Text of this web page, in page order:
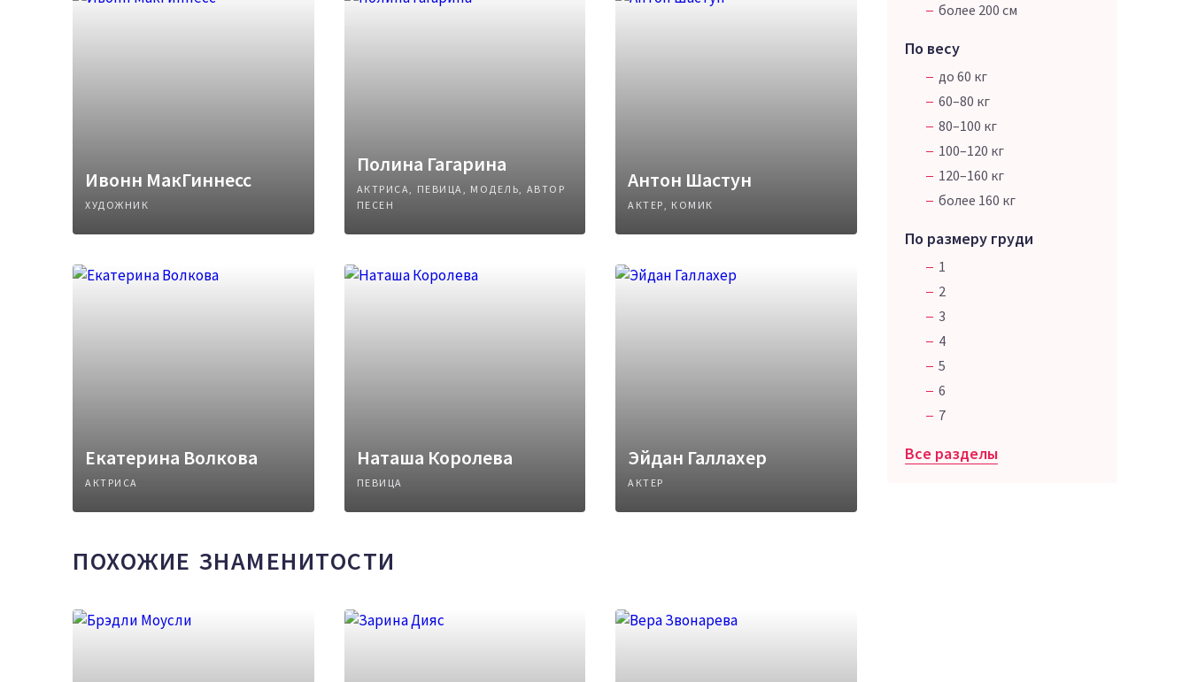
Ивонн МакГиннесс
ХУДОЖНИК
Полина Гагарина
АКТРИСА, ПЕВИЦА, МОДЕЛЬ, АВТОР
ПЕСЕН
Антон Шастун
АКТЕР, КОМИК
Екатерина Волкова
АКТРИСА
Наташа Королева
ПЕВИЦА
Эйдан Галлахер
АКТЕР
ПОХОЖИЕ ЗНАМЕНИТОСТИ
более 200 см
По весу
до 60 кг
60–80 кг
80–100 кг
100–120 кг
120–160 кг
более 160 кг
По размеру груди
1
2
3
4
5
6
7
Все разделы